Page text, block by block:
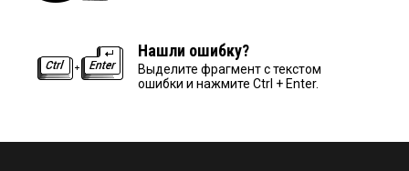
Нашли ошибку?
Выделите фрагмент с текстом
ошибки и нажмите Ctrl + Enter.